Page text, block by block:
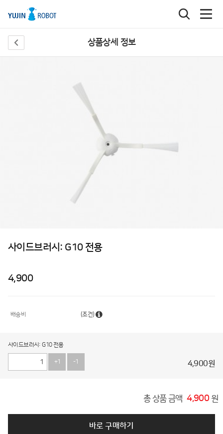
상품상세 정보
사이드브러시: G10 전용
4,900
배송비 (조건)
사이드브러시: G10 전용
+1 -1 4,900원
총 상품 금액 4,900 원
바로 구매하기